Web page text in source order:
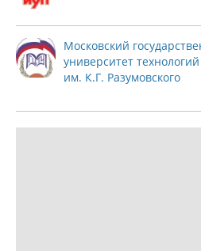
Московский
университет
им. К.Г. Разумовского